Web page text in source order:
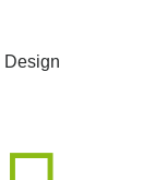
Design